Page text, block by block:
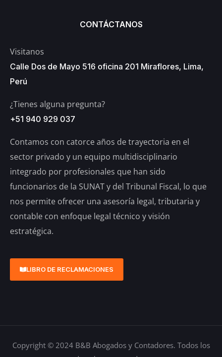
CONTÁCTANOS
Visitanos
Calle Dos de Mayo 516 oficina 201 Miraflores, Lima,
Perú
¿Tienes alguna pregunta?
+51 940 929 037
Contamos con catorce años de trayectoria en el
sector privado y un equipo multidisciplinario
integrado por profesionales que han sido
funcionarios de la SUNAT y del Tribunal Fiscal, lo que
nos permite ofrecer una asesoría legal, tributaria y
contable con enfoque legal técnico y visión
estratégica.
LIBRO DE RECLAMACIONES
Copyright © 2024 B&B Abogados y Contadores. Todos los